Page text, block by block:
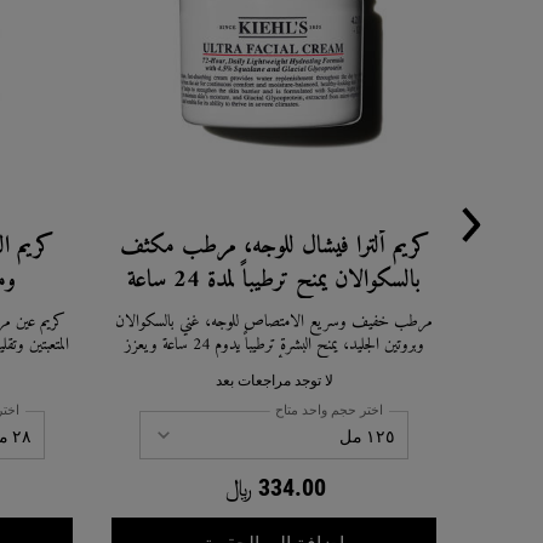
كريم ألترا فيشال للوجه، مرطب مكثف
بالسكوالان يمنح ترطيباً لمدة 24 ساعة
مرطب خفيف وسريع الامتصاص للوجه، غني بالسكوالان
وبروتين الجليد، يمنح البشرة ترطيباً يدوم 24 ساعة ويعزز
حاجزها الواقي. مناسب لجميع أنواع البشرة، بما في ذلك البشرة
الحساسة، وحاصل على شهادة الاعتماد من الجمعية الوطنية
الأمريكية للإكزيما.
لا توجد مراجعات بعد
اختر حجم واحد متاح
334.00 ﷼
كريم
كريم عين
المتعبتين
من نوع
مناسبة